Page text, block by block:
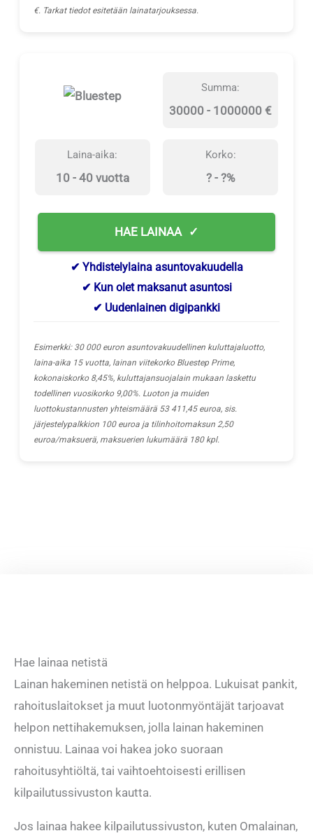
€. Tarkat tiedot esitetään lainatarjouksessa.
Summa:
30000 - 1000000 €
Laina-aika:
10 - 40 vuotta
Korko:
? - ?%
HAE LAINAA
✔ Yhdistelylaina asuntovakuudella
✔ Kun olet maksanut asuntosi
✔ Uudenlainen digipankki
Esimerkki: 30 000 euron asuntovakuudellinen kuluttajaluotto,
laina-aika 15 vuotta, lainan viitekorko Bluestep Prime,
kokonaiskorko 8,45%, kuluttajansuojalain mukaan laskettu
todellinen vuosikorko 9,00%. Luoton ja muiden
luottokustannusten yhteismäärä 53 411,45 euroa, sis.
järjestelypalkkion 100 euroa ja tilinhoitomaksun 2,50
euroa/maksuerä, maksuerien lukumäärä 180 kpl.
Hae lainaa netistä
Lainan hakeminen netistä on helppoa. Lukuisat pankit,
rahoituslaitokset ja muut luotonmyöntäjät tarjoavat
helpon nettihakemuksen, jolla lainan hakeminen
onnistuu. Lainaa voi hakea joko suoraan
rahoitusyhtiöltä, tai vaihtoehtoisesti erillisen
kilpailutussivuston kautta.
Jos lainaa hakee kilpailutussivuston, kuten Omalainan,